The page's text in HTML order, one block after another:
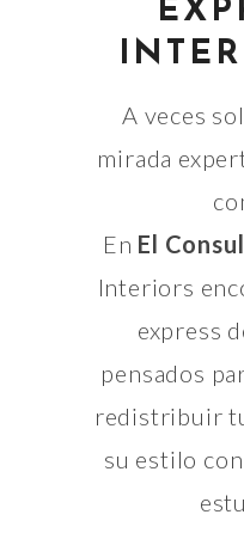
A veces
mirada
En El
Interiors
express
pensados
redistribuir
su estilo